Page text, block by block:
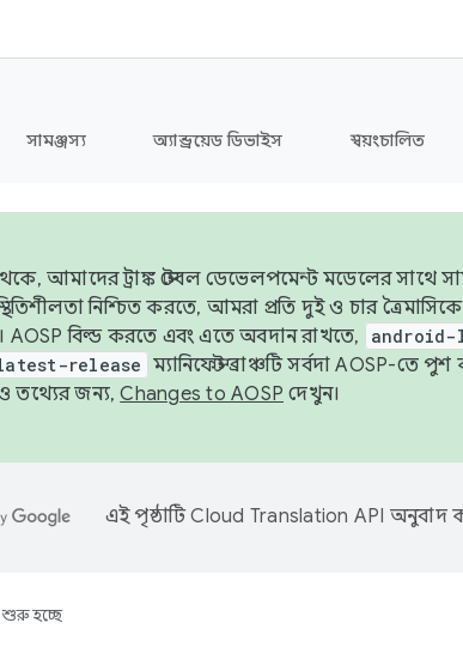
সামঞ্জস্য অ্যান্ড্রয়েড ডিভাইস স্বয়ংচালিত
আমাদের ট্রাঙ্ক স্টেবল ডেভেলপমেন্ট মডেলের সাথে
স্থিতিশীলতা নিশ্চিত করতে, আমরা প্রতি দুই ও চার
AOSP বিল্ড করতে এবং এতে অবদান রাখতে,
release ম্যানিফেস্ট ব্রাঞ্চটি সর্বদা AOSP-তে
তথ্যের জন্য,Changes to AOSP দেখুন।
এই পৃষ্ঠাটিCloud Translation API অনুবাদ
শুরু হচ্ছে